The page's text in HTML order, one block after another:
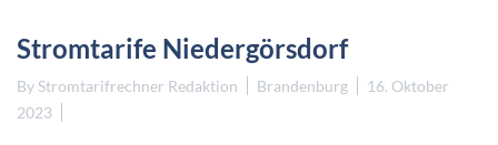
Stromtarife Niedergörsdorf
By Stromtarifrechner Redaktion Brandenburg
16. Oktober
2023